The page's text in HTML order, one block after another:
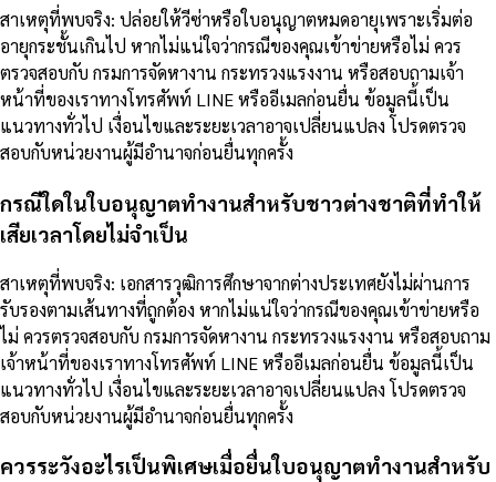
สาเหตุที่พบจริง: ปล่อยให้วีซ่าหรือใบอนุญาตหมดอายุเพราะเริ่มต่อ
อายุกระชั้นเกินไป หากไม่แน่ใจว่ากรณีของคุณเข้าข่ายหรือไม่ ควร
ตรวจสอบกับ กรมการจัดหางาน กระทรวงแรงงาน หรือสอบถามเจ้า
หน้าที่ของเราทางโทรศัพท์ LINE หรืออีเมลก่อนยื่น ข้อมูลนี้เป็น
แนวทางทั่วไป เงื่อนไขและระยะเวลาอาจเปลี่ยนแปลง โปรดตรวจ
สอบกับหน่วยงานผู้มีอำนาจก่อนยื่นทุกครั้ง
กรณีใดในใบอนุญาตทำงานสำหรับชาวต่างชาติที่ทำให้
เสียเวลาโดยไม่จำเป็น
สาเหตุที่พบจริง: เอกสารวุฒิการศึกษาจากต่างประเทศยังไม่ผ่านการ
รับรองตามเส้นทางที่ถูกต้อง หากไม่แน่ใจว่ากรณีของคุณเข้าข่ายหรือ
ไม่ ควรตรวจสอบกับ กรมการจัดหางาน กระทรวงแรงงาน หรือสอบถาม
เจ้าหน้าที่ของเราทางโทรศัพท์ LINE หรืออีเมลก่อนยื่น ข้อมูลนี้เป็น
แนวทางทั่วไป เงื่อนไขและระยะเวลาอาจเปลี่ยนแปลง โปรดตรวจ
สอบกับหน่วยงานผู้มีอำนาจก่อนยื่นทุกครั้ง
ควรระวังอะไรเป็นพิเศษเมื่อยื่นใบอนุญาตทำงานสำหรับ